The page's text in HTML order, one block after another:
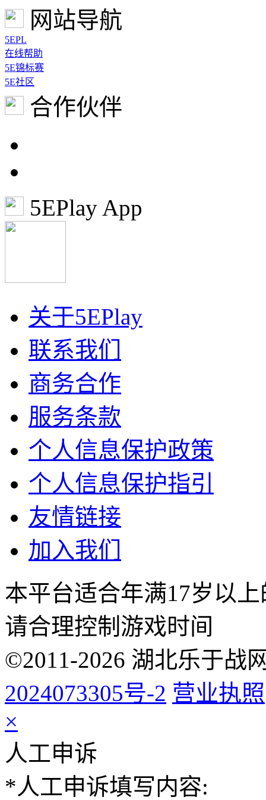
网站导航
5EPL
在线帮助
5E锦标赛
5E社区
合作伙伴
5EPlay App
关于5EPlay
联系我们
商务合作
服务条款
个人信息保护政策
个人信息保护指引
友情链接
加入我们
本平台适合年满17岁以
请合理控制游戏时间
©2011-2026 湖北乐于战
2024073305号-2 营业执照
×
人工申诉
*人工申诉填写内容: